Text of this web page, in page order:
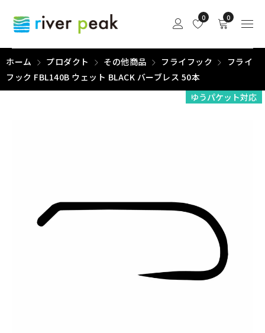
0
0
ホーム プロダクト その他商品 フライフック
フライ
フック FBL140B ウェット BLACK バーブレス 50本
ゆうパケット対応